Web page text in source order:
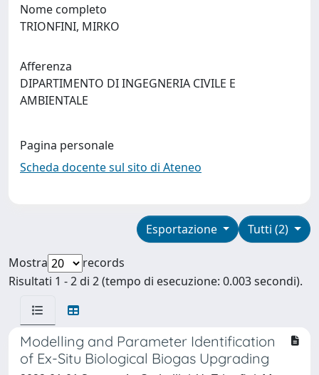
Nome completo
TRIONFINI, MIRKO
Afferenza
DIPARTIMENTO DI INGEGNERIA CIVILE E
AMBIENTALE
Pagina personale
Scheda docente sul sito di Ateneo
Tutti (2)
Esportazione
Mostra
records
Risultati 1 - 2 di 2 (tempo di esecuzione: 0.003 secondi).
Modelling and Parameter Identification
of Ex-Situ Biological Biogas Upgrading